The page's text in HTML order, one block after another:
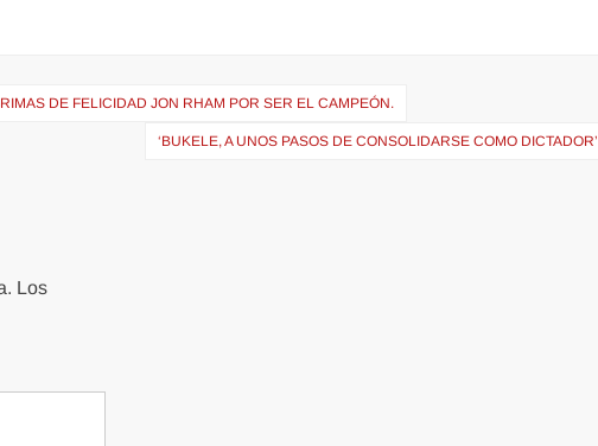
DE FELICIDAD JON RHAM POR SER EL CAMPEÓN.
‘BUKELE, A UNOS PASOS DE CONSOLIDARSE COMO DICTADOR’
Los